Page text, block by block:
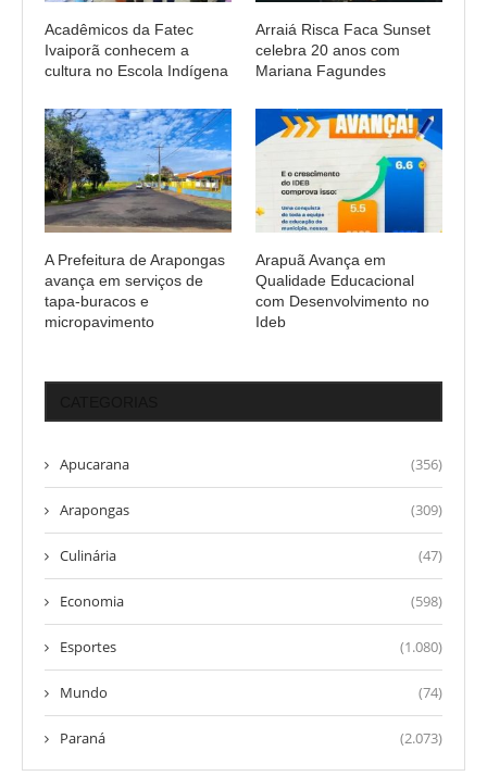
Acadêmicos da Fatec
Ivaiporã conhecem a
cultura no Escola Indígena
Arraiá Risca Faca Sunset
celebra 20 anos com
Mariana Fagundes
A Prefeitura de Arapongas
avança em serviços de
tapa-buracos e
micropavimento
Arapuã Avança em
Qualidade Educacional
com Desenvolvimento no
Ideb
Apucarana (356)
Arapongas (309)
Culinária (47)
Economia (598)
Esportes (1.080)
Mundo (74)
Paraná (2.073)